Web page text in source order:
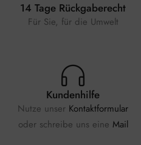
14 Tage Rückgaberecht
Für Sie, für die Umwelt
Kundenhilfe
Nutze unser Kontaktformular
oder schreibe uns eine Mail